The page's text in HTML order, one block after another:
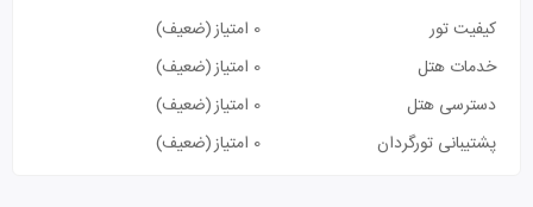
کیفیت تور 0 امتیاز
(ضعیف)
خدمات هتل
0 امتیاز
(ضعیف)
دسترسی هتل
0 امتیاز
(ضعیف)
پشتیبانی تورگردان
0 امتیاز (ضعیف)